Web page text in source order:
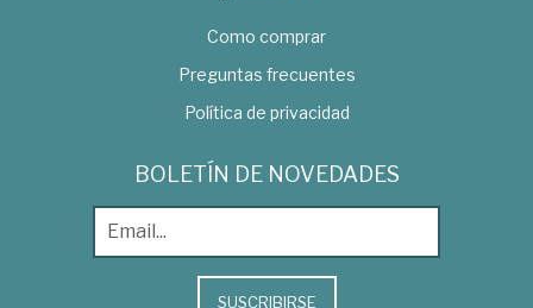
Como comprar
Preguntas frecuentes
Política de privacidad
BOLETÍN DE NOVEDADES
SUSCRIBIRSE